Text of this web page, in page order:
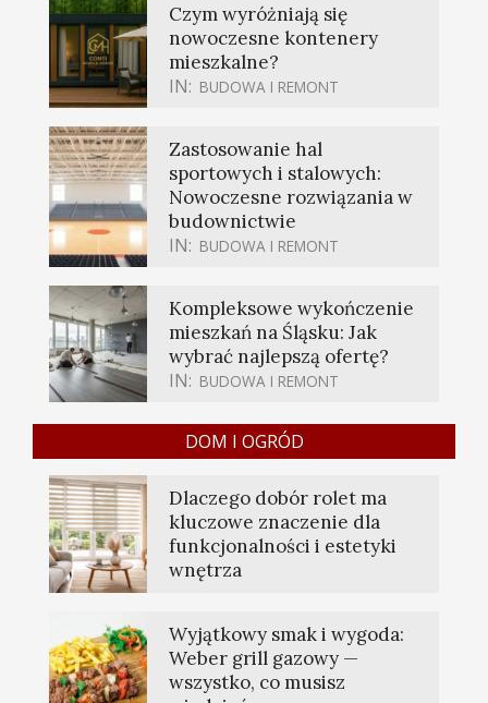
Czym wyróżniają się
nowoczesne kontenery
mieszkalne?
IN: BUDOWA I REMONT
Zastosowanie hal
sportowych i stalowych:
Nowoczesne rozwiązania w
budownictwie
IN: BUDOWA I REMONT
Kompleksowe wykończenie
mieszkań na Śląsku: Jak
wybrać najlepszą ofertę?
IN: BUDOWA I REMONT
DOM I OGRÓD
Dlaczego dobór rolet ma
kluczowe znaczenie dla
funkcjonalności i estetyki
wnętrza
Wyjątkowy smak i wygoda:
Weber grill gazowy —
wszystko, co musisz